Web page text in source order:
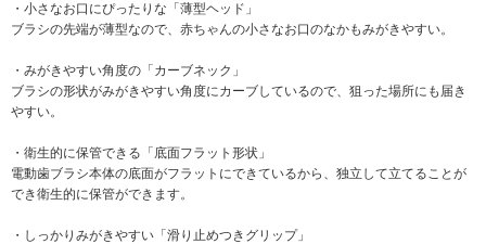
・小さなお口にぴったりな「薄型ヘッド」
ブラシの先端が薄型なので、赤ちゃんの小さなお口のなかもみがきやすい。
・みがきやすい角度の「カーブネック」
ブラシの形状がみがきやすい角度にカーブしているので、狙った場所にも届き
やすい。
・衛生的に保管できる「底面フラット形状」
電動歯ブラシ本体の底面がフラットにできているから、独立して立てることが
でき衛生的に保管ができます。
・しっかりみがきやすい「滑り止めつきグリップ」